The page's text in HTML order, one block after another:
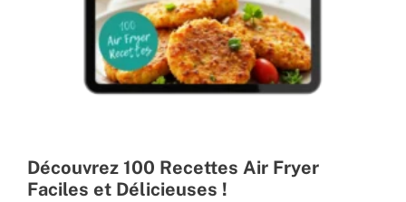
Découvrez 100 Recettes Air Fryer
Faciles et Délicieuses !